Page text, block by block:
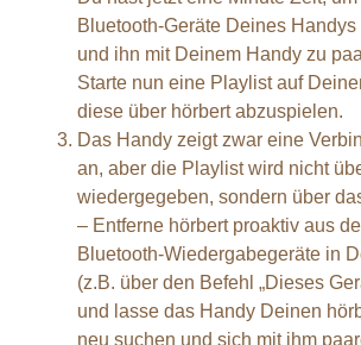
Bluetooth-Geräte Deines
und ihn mit Deinem Handy zu
Starte nun eine Playlist auf
diese über hörbert abzuspielen.
Das Handy zeigt zwar eine
an, aber die Playlist wird nicht
wiedergegeben, sondern über
– Entferne hörbert proaktiv aus
Bluetooth-Wiedergabegeräte in
(z.B. über den Befehl „Dieses
und lasse das Handy Deinen
neu suchen und sich mit ihm